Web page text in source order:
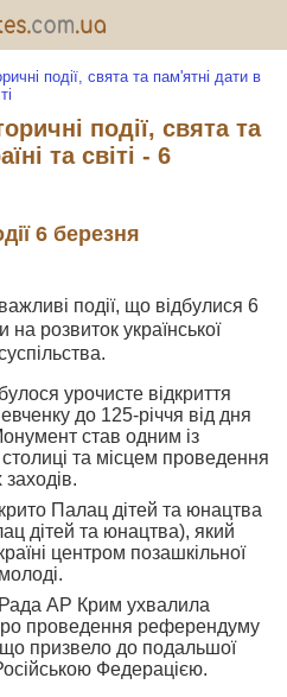
події, свята та пам'ятні дати в
події, свята та
та світі - 6
6 березня
події, що відбулися 6
на розвиток української
урочисте відкриття
до 125-річчя від дня
став одним із
столиці та місцем проведення
Палац дітей та юнацтва
дітей та юнацтва), який
центром позашкільної
АР Крим ухвалила
проведення референдуму
призвело до подальшої
Федерацією.